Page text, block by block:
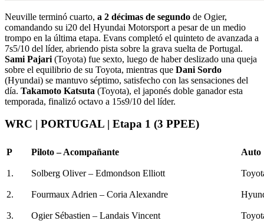
Neuville terminó cuarto, a 2 décimas de segundo de Ogier,
comandando su i20 del Hyundai Motorsport a pesar de un medio
trompo en la última etapa. Evans completó el quinteto de avanzada a
7s5/10 del líder, abriendo pista sobre la grava suelta de Portugal.
Sami Pajari (Toyota) fue sexto, luego de haber deslizado una queja
sobre el equilibrio de su Toyota, mientras que Dani Sordo
(Hyundai) se mantuvo séptimo, satisfecho con las sensaciones del
día. Takamoto Katsuta (Toyota), el japonés doble ganador esta
temporada, finalizó octavo a 15s9/10 del líder.
WRC | PORTUGAL | Etapa 1 (3 PPEE)
P Piloto – Acompañante Auto
1. Solberg Oliver – Edmondson Elliott
2. Fourmaux Adrien – Coria Alexandre
3. Ogier Sébastien – Landais Vincent